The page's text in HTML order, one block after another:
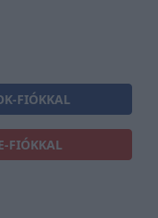
FIÓKKAL
FIÓKKAL